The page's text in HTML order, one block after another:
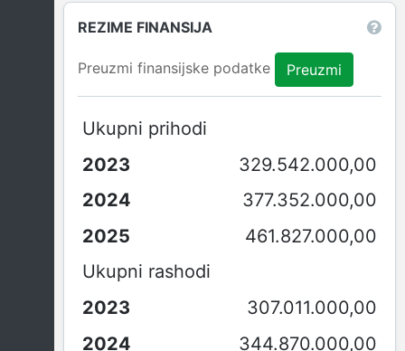
REZIME FINANSIJA
Preuzmi finansijske podatke Preuzmi
Ukupni prihodi
329.542.000,00
377.352.000,00
461.827.000,00
Ukupni rashodi
307.011.000,00
344.870.000,00